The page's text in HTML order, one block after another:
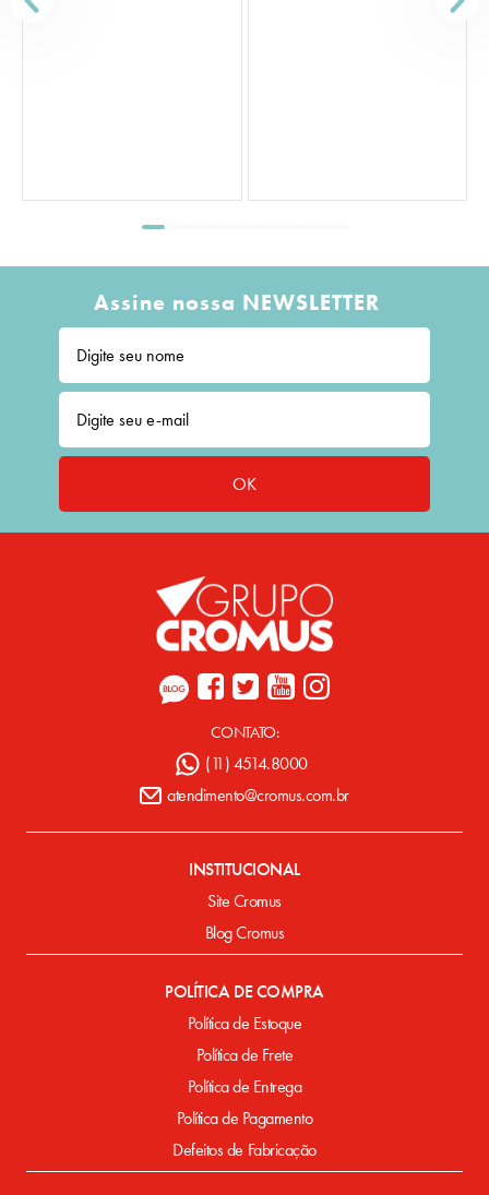
FAZER
Assine nossa NEWSLETTER
OK
CONTATO:
(11) 4514.8000
atendimento@cromus.com.br
INSTITUCIONAL
Site Cromus
Blog Cromus
POLÍTICA DE COMPRA
Política de Estoque
Política de Frete
Política de Entrega
Política de Pagamento
Defeitos de Fabricação